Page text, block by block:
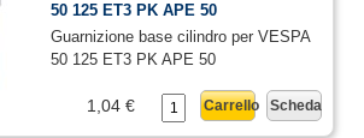
50 125 ET3 PK APE 50
Guarnizione base cilindro per VESPA
50 125 ET3 PK APE 50
Scheda
Carrello
1,04 €